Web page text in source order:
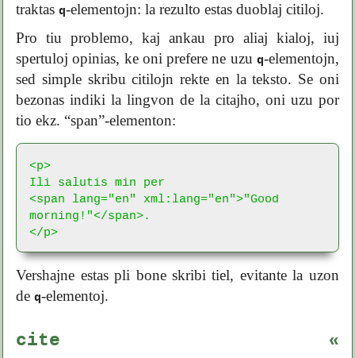
traktasq-elementojn: la rezulto estas duoblaj citiloj.
Pro tiu problemo, kaj ankau pro aliaj kialoj, iuj
spertuloj opinias, ke oni prefere ne uzu q-elementojn,
sed simple skribu citilojn rekte en la teksto. Se oni
bezonas indiki la lingvon de la citajho, oni uzu por
tio ekz. “span”-elementon:
<p>
Ili salutis min per
<span lang="en" xml:lang="en">"Good
morning!"</span>.
</p>
Vershajne estas pli bone skribi tiel, evitante la uzon
deq-elementoj.
cite «